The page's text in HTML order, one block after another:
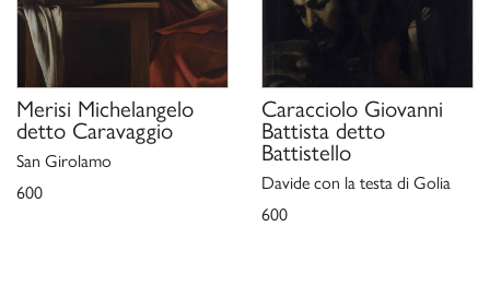
Merisi Michelangelo
detto Caravaggio
San Girolamo
600
Caracciolo Giovanni
Battista detto
Battistello
Davide con la testa di Golia
600